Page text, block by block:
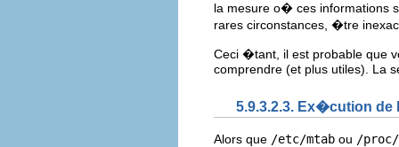
la mesure o� ces informations
rares circonstances, �tre
Ceci �tant, il est probable que
comprendre (et plus utiles). La
5.9.3.2.3. Ex�cution de
Alors que /etc/mtab ou /proc/